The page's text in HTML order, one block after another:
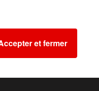
et fermer